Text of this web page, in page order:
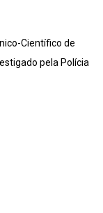
Científico de
pela Polícia